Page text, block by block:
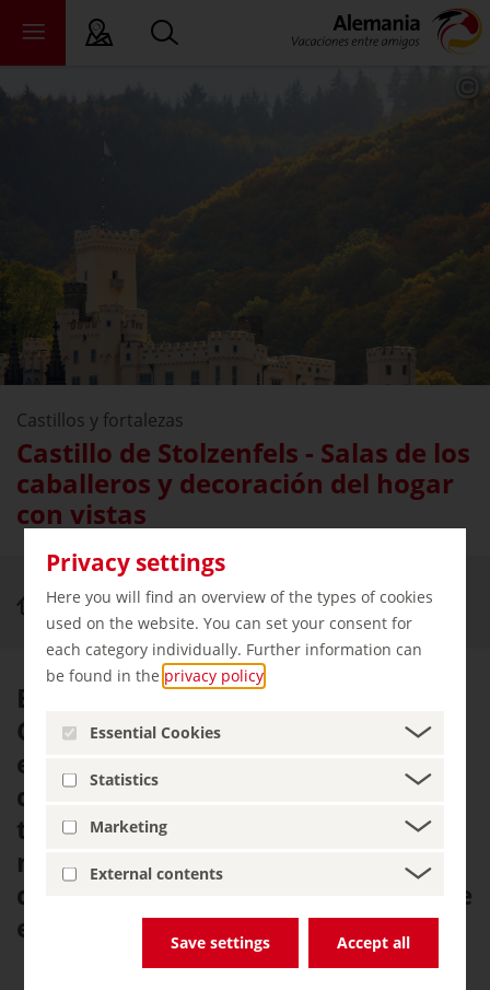
Privacy settings
Here you will find an overview of the types of cookies
used on the website. You can set your consent for
each category individually. Further information can
be found in the privacy policy
Essential Cookies
Statistics
Marketing
External contents
Save settings Accept all
nosotros
Castillos y fortalezas
Castillo de Stolzenfels - Salas de los
caballeros y decoración del hogar
con vistas
Palacios y castillos El castillo de Stolzenfels
En lo alto del Rin, cerca de
Coblenza, se encuentra la
extraordinaria joya de la corona
del Romanticismo Renano, que
todavía se considera uno de los
más preciados testimonios del
diseño interior y la arquitectura de
esta época.